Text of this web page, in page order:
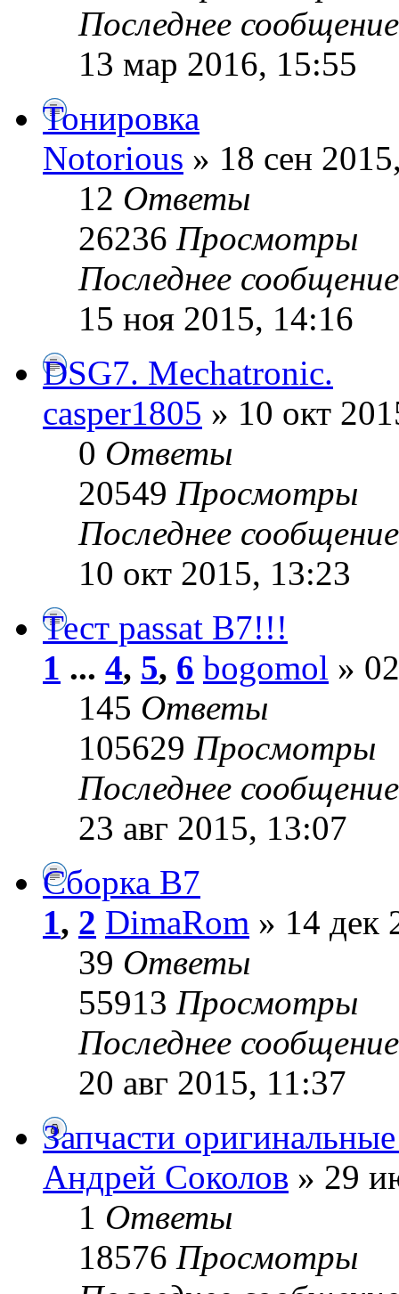
Последнее
13 мар 2016, 15:55
Тонировка
Notorious » 18 сен
12 Ответы
26236 Просмотры
Последнее
15 ноя 2015, 14:16
DSG7. Mechatronic.
casper1805 » 10 окт
0 Ответы
20549 Просмотры
Последнее
10 окт 2015, 13:23
Тест passat B7!!!
1 ... 4, 5, 6 bogomol »
145 Ответы
105629 Просмотры
Последнее
23 авг 2015, 13:07
Сборка B7
1, 2 DimaRom » 14 дек
39 Ответы
55913 Просмотры
Последнее
20 авг 2015, 11:37
Запчасти
Андрей Cоколов » 29
1 Ответы
18576 Просмотры